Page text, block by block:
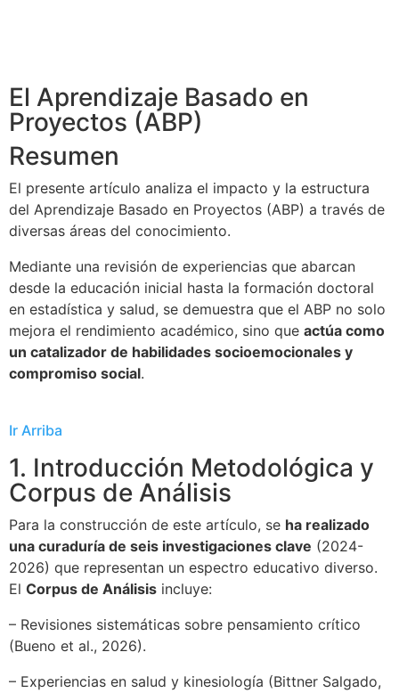
El Aprendizaje Basado en
Proyectos (ABP)
Resumen
El presente artículo analiza el impacto y la estructura
del Aprendizaje Basado en Proyectos (ABP) a través de
diversas áreas del conocimiento.
Mediante una revisión de experiencias que abarcan
desde la educación inicial hasta la formación doctoral
en estadística y salud, se demuestra que el ABP no solo
mejora el rendimiento académico, sino que actúa como
un catalizador de habilidades socioemocionales y
compromiso social.
Ir Arriba
1. Introducción Metodológica y
Corpus de Análisis
Para la construcción de este artículo, se ha realizado
una curaduría de seis investigaciones clave (2024-
2026) que representan un espectro educativo diverso.
El Corpus de Análisis incluye:
– Revisiones sistemáticas sobre pensamiento crítico
(Bueno et al., 2026).
– Experiencias en salud y kinesiología (Bittner Salgado,